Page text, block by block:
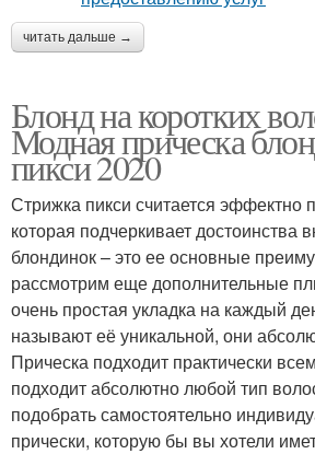
читать дальше →
Блонд на коротких
Модная прическа
пикси 2020
Стрижка пикси считается эффектно
которая подчеркивает достоинства
блондинок – это ее основные
рассмотрим еще дополнительные
очень простая укладка на каждый
называют её уникальной, они
Прическа подходит практически
подходит абсолютно любой тип
подобрать самостоятельно
прически, которую бы вы хотели